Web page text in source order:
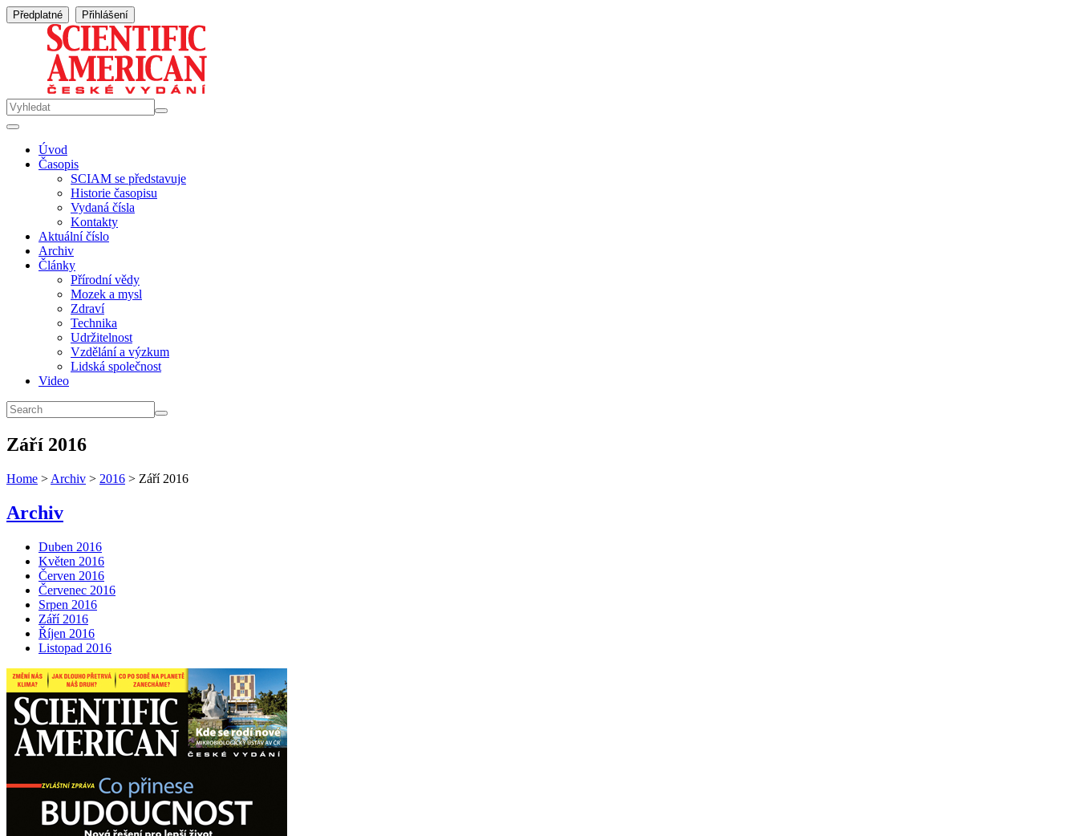
Předplatné Přihlášení
Úvod
Časopis
SCIAM se představuje
Historie časopisu
Vydaná čísla
Kontakty
Aktuální číslo
Archiv
Články
Přírodní vědy
Mozek a mysl
Zdraví
Technika
Udržitelnost
Vzdělání a výzkum
Lidská společnost
Video
Září 2016
Home > Archiv > 2016 > Září 2016
Archiv
Duben 2016
Květen 2016
Červen 2016
Červenec 2016
Srpen 2016
Září 2016
Říjen 2016
Listopad 2016